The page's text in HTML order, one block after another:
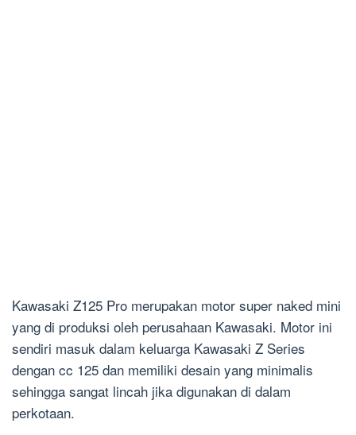
Kawasaki Z125 Pro merupakan motor super naked mini
yang di produksi oleh perusahaan Kawasaki. Motor ini
sendiri masuk dalam keluarga Kawasaki Z Series
dengan cc 125 dan memiliki desain yang minimalis
sehingga sangat lincah jika digunakan di dalam
perkotaan.